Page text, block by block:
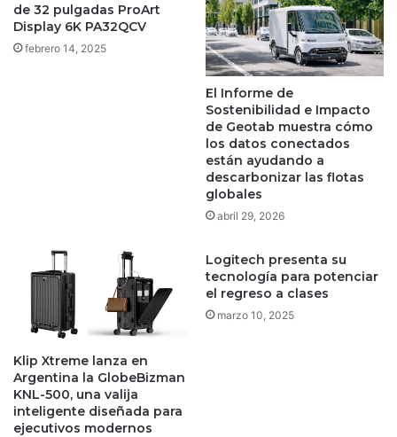
de 32 pulgadas ProArt
Display 6K PA32QCV
febrero 14, 2025
El Informe de
Sostenibilidad e Impacto
de Geotab muestra cómo
los datos conectados
están ayudando a
descarbonizar las flotas
globales
abril 29, 2026
Klip Xtreme lanza en
Argentina la GlobeBizman
KNL-500, una valija
inteligente diseñada para
ejecutivos modernos
Logitech presenta su
tecnología para potenciar
el regreso a clases
marzo 10, 2025